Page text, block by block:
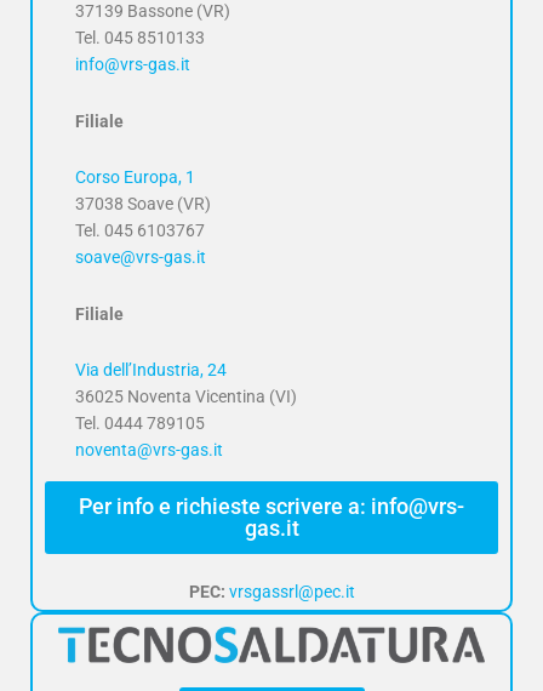
37139 Bassone (VR)
Tel. 045 8510133
info@vrs-gas.it
Filiale
Corso Europa, 1
37038 Soave (VR)
Tel. 045 6103767
soave@vrs-gas.it
Filiale
Via dell’Industria, 24
36025 Noventa Vicentina (VI)
Tel. 0444 789105
noventa@vrs-gas.it
Per info e richieste scrivere a: info@vrs-
gas.it
PEC: vrsgassrl@pec.it